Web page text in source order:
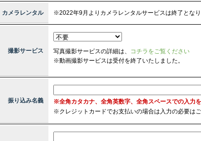
カメラレンタル ※2022年9月よりカメラレンタルサービスは終了となり
撮影サービス 写真撮影サービスの詳細は、 コチラをご覧ください
※動画撮影サービスは受付を終了いたしました。
振り込み名義
※全角カタカナ、全角英数字、全角スペースでの入力を
※クレジットカードでお支払いの場合は入力の必要はご